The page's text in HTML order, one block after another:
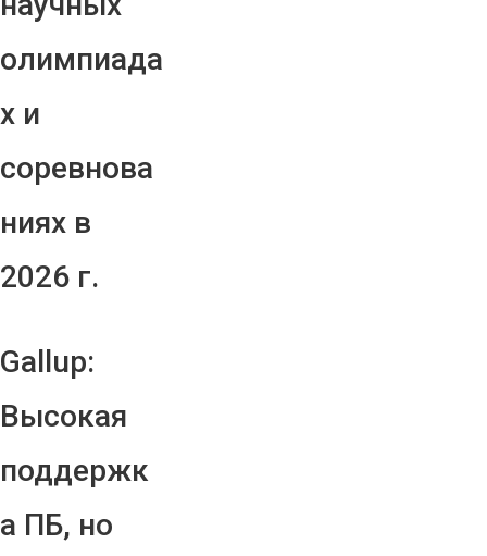
олимпиада
х и
соревнова
ниях в
2026 г.
Gallup:
Высокая
поддержк
а ПБ, но